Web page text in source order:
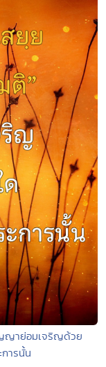
ญาย่อมเจริญด้วย
ารนั้น